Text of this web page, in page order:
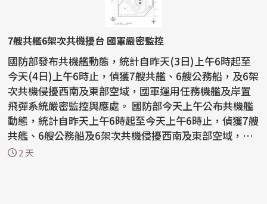
7艘共艦6架次共機擾台 國軍嚴密監控
國防部發布共機艦動態，統計自昨天(3日)上午6時起至
今天(4日)上午6時止，偵獲7艘共艦、6艘公務船，及6架
次共機侵擾西南及東部空域，國軍運用任務機艦及岸置
飛彈系統嚴密監控與應處。 國防部今天上午公布共機艦
動態，統計自昨天上午6時起至今天上午6時止，偵獲7艘
共艦、6艘公務船及6架次共機侵擾西南及東部空域，
持...2 天